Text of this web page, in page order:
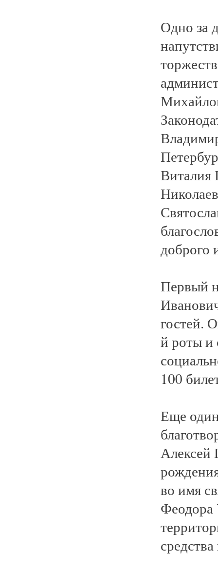
Одно за
Виталия
доброго
Первый
гостей.
й роты и
100
Еще
Алексей
во имя
Феодора